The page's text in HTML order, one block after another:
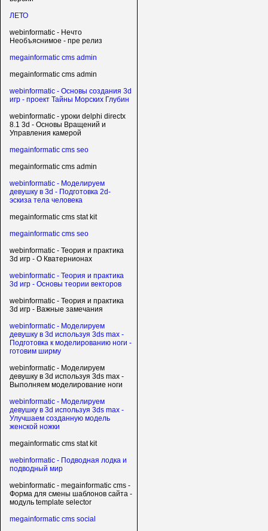
ЛЕТО
webinformatic - Нечто
Необъяснимое - пре релиз
megainformatic cms admin
megainformatic cms admin
webinformatic - Основы создания 3d
игр - проект Тайны Морских Глубин
webinformatic - уроки delphi directx
8.1 3d - Основы Вращений и
Управления камерой
megainformatic cms seo
megainformatic cms admin
webinformatic - Моделируем
девушку в 3d - Подготовка 2d-
эскиза тела человека
megainformatic cms stat kit
megainformatic cms seo
webinformatic - Теория и практика
3d игр - О Кватернионах
webinformatic - Теория и практика
3d игр - Основы теории векторов
webinformatic - Теория и практика
3d игр - Важные замечания
webinformatic - Моделируем
девушку в 3d используя 3ds max -
Подготовка к моделированию ноги -
готовим ширму
webinformatic - Моделируем
девушку в 3d используя 3ds max -
Выполняем моделирование ноги
webinformatic - Моделируем
девушку в 3d используя 3ds max -
Улучшаем созданную модель
женской ножки
megainformatic cms stat kit
webinformatic - Подводная лодка и
подводный мир
webinformatic - megainformatic cms -
Форма для смены шаблонов сайта -
модуль template selector
megainformatic cms social